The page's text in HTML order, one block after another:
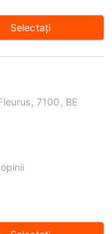
Selectaţi
7100, BE